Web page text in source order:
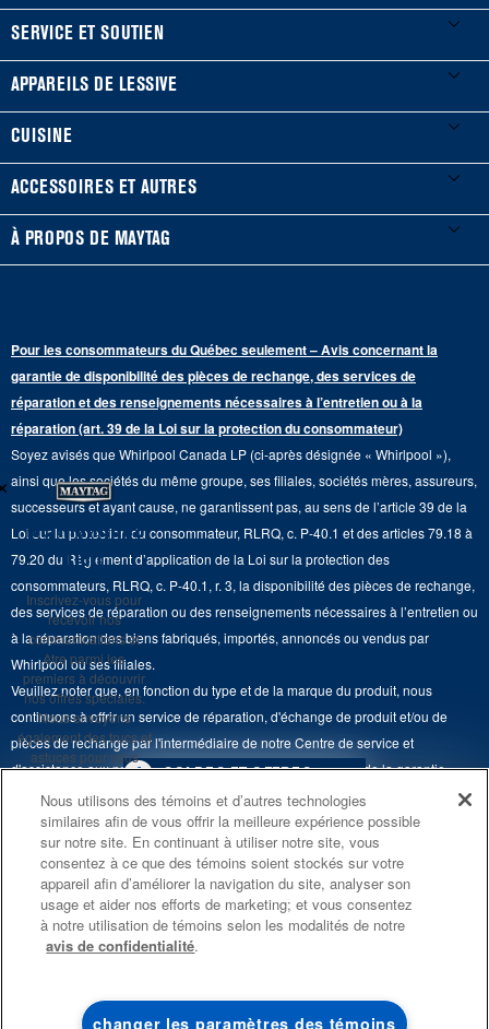
FOOTER
SERVICE ET SOUTIEN
Mes électroménagers
Enregistrer un produit
Guides et documentation
Planifier une installation
Programmes de service prolongé
Pièces de rechange
Aide sur les produits
Suivre ma commande
Services de livraison et d'installation
Retours et échanges
Accessibilité
Services d'abonnement
Résidents du Québec
APPAREILS DE LESSIVE
Laveuses et sécheuses
Laveuses à chargement frontal
Laveuses à chargement vertical
Sécheuses au gaz
Piédestaux de lessive
Qualité Commerciale
Duos de Lessive
CUISINE
Réfrigérateurs
Portes françaises
Cuisinières
Fours muraux
Hottes
Fours à micro-ondes
ACCESSOIRES ET AUTRES
Accessoires
À PROPOS DE MAYTAG
Communiquez avec nous
Monsieur Maytag
Carrières
Whirlpool et Corporation
Whirlpool au Canada
Pour les consommateurs du Québec seulement – Avis concernant la
garantie de disponibilité des pièces de rechange, des services de
réparation et des renseignements nécessaires à l’entretien ou à la
réparation (art. 39 de la Loi sur la protection du consommateur)
Soyez avisés que Whirlpool Canada LP (ci-après désignée « Whirlpool »),
ainsi que les sociétés du même groupe, ses filiales, sociétés mères, assureurs,
successeurs et ayant cause, ne garantissent pas, au sens de l’article 39 de la
Loi sur la protection du consommateur, RLRQ, c. P-40.1 et des articles 79.18 à
79.20 du Règlement d’application de la Loi sur la protection des
consommateurs, RLRQ, c. P-40.1, r. 3, la disponibilité des pièces de rechange,
des services de réparation ou des renseignements nécessaires à l’entretien ou
à la réparation des biens fabriqués, importés, annoncés ou vendus par
Whirlpool ou ses filiales.
Veuillez noter que, en fonction du type et de la marque du produit, nous
continuons à offrir un service de réparation, d'échange de produit et/ou de
pièces de rechange par l'intermédiaire de notre Centre de service et
d'assistance aux propriétaires, sous réserve des conditions de la garantie
limitée du fabricant. Pour plus d'informations, veuillez consulter les sites Web
de nos différentes marques sous la rubrique « Service et assistance » ou
appeler le 1-800-807-6777. Pour InSinkErator, appelez le 1-800-561-1700.
Ce marchand en ligne est situé au 200-6750, avenue Century, Mississauga
(Ontario) L5N 0B7. ®/TM © 2026 Maytag. Tous droits réservés.
Communiquez avec nous
Ne manquez
rien
Inscrivez-vous pour
recevoir nos
communications et
être parmi les
premiers à découvrir
nos offres spéciales.
Nous envoyons
également des trucs et
astuces pour vous
aider à tirer le meilleur
parti de vos
électroménagers.
S'INSCRIRE
**Une fois que je
m’inscris, Whirlpool
Canada peut
communiquer avec moi,
spéciales, événements
exclusifs, marques,
4 SOLDES ET OFFRES
PROMOTION DES
ENSEMBLES DE CUISINE
Finit le 8/26/26
ÉCONOMISEZ JUSQU’À 300 $*
à l’achat de plusieurs électroménagers de
cuisine admissibles Maytag®
ACTUELLEMENT
DISPONIBLE
CENTRE DE
Nous utilisons des témoins et d’autres technologies
similaires afin de vous offrir la meilleure expérience possible
sur notre site. En continuant à utiliser notre site, vous
consentez à ce que des témoins soient stockés sur votre
appareil afin d’améliorer la navigation du site, analyser son
usage et aider nos efforts de marketing; et vous consentez
à notre utilisation de témoins selon les modalités de notre
avis de confidentialité.
changer les paramètres des témoins